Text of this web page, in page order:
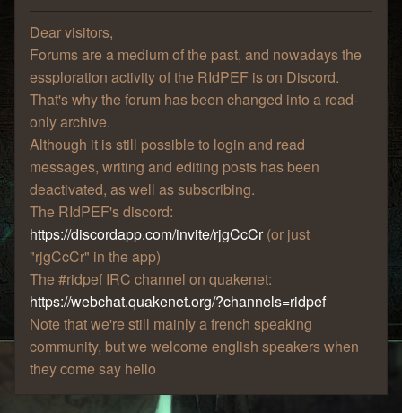
Dear visitors,
Forums are a medium of the past, and nowadays the
essploration activity of the RIdPEF is on Discord.
That's why the forum has been changed into a read-
only archive.
Although it is still possible to login and read
messages, writing and editing posts has been
deactivated, as well as subscribing.
The RIdPEF's discord:
https://discordapp.com/invite/rjgCcCr(or just
"rjgCcCr" in the app)
The #ridpef IRC channel on quakenet:
https://webchat.quakenet.org/?channels=ridpef
Note that we're still mainly a french speaking
community, but we welcome english speakers when
they come say hello